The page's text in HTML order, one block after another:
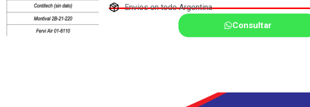
Envios en todo Argentina
Consultar